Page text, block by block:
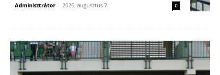
Adminisztrátor - 2026, augusztus 7. 0